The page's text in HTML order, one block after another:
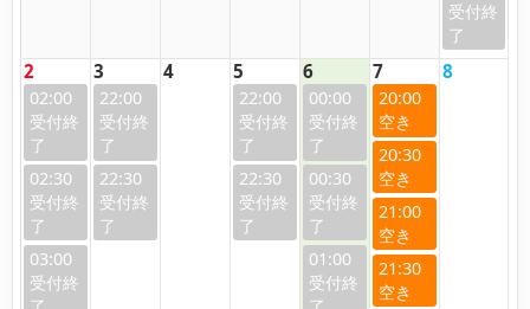
2
02:00
02:30
03:00
3
22:00
22:30
4 5
22:00
22:30
6
00:00
00:30
01:00
7
20:00
20:30
21:00
21:30
8